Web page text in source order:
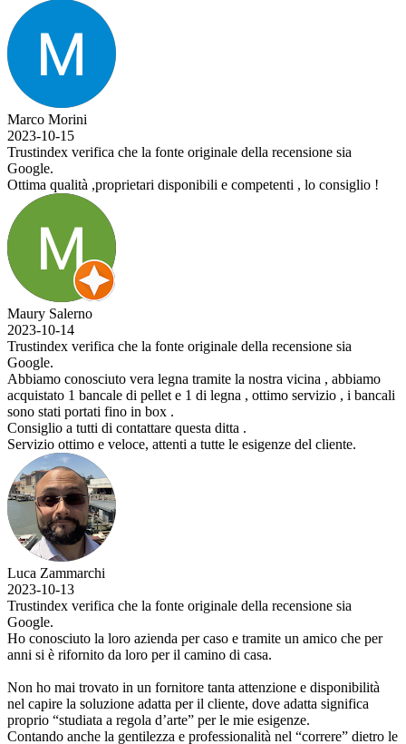
Marco Morini
2023-10-15
Trustindex verifica che la fonte originale della recensione sia
Google.
Ottima qualità ,proprietari disponibili e competenti , lo consiglio !
Maury Salerno
2023-10-14
Trustindex verifica che la fonte originale della recensione sia
Google.
Abbiamo conosciuto vera legna tramite la nostra vicina , abbiamo
acquistato 1 bancale di pellet e 1 di legna , ottimo servizio , i bancali
sono stati portati fino in box .
Consiglio a tutti di contattare questa ditta .
Servizio ottimo e veloce, attenti a tutte le esigenze del cliente.
Luca Zammarchi
2023-10-13
Trustindex verifica che la fonte originale della recensione sia
Google.
Ho conosciuto la loro azienda per caso e tramite un amico che per
anni si è rifornito da loro per il camino di casa.
Non ho mai trovato in un fornitore tanta attenzione e disponibilità
nel capire la soluzione adatta per il cliente, dove adatta significa
proprio “studiata a regola d’arte” per le mie esigenze.
Contando anche la gentilezza e professionalità nel “correre” dietro le